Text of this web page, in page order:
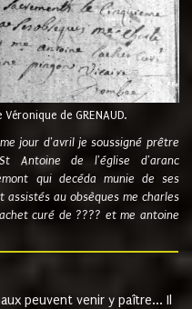
de GRENAUD.
jour d'avril je soussigné prêtre
Antoine de l'église d'aranc
qui decéda munie de ses
au obsèques me charles
curé de ???? et me antoine
peuvent venir y paître... Il